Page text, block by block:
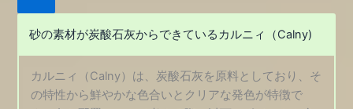
砂の素材が炭酸石灰からできているカルニィ（Calny)
カルニィ（Calny）は、炭酸石灰を原料としており、そ
の特性から鮮やかな色合いとクリアな発色が特徴で